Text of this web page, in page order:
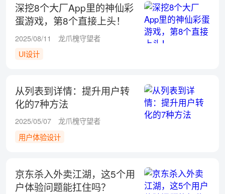
深挖8个大厂App里的神仙彩
蛋游戏，第8个直接上头！
2025/08/11
龙爪槐守望者
UI设计
从列表到详情：提升用户转
化的7种方法
2025/05/07
龙爪槐守望者
用户体验设计
京东杀入外卖江湖，这5个用
户体验问题能扛住吗？